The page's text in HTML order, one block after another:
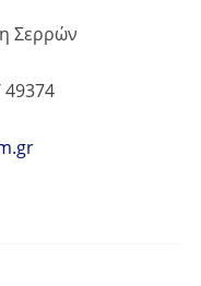
Σερρών
49374